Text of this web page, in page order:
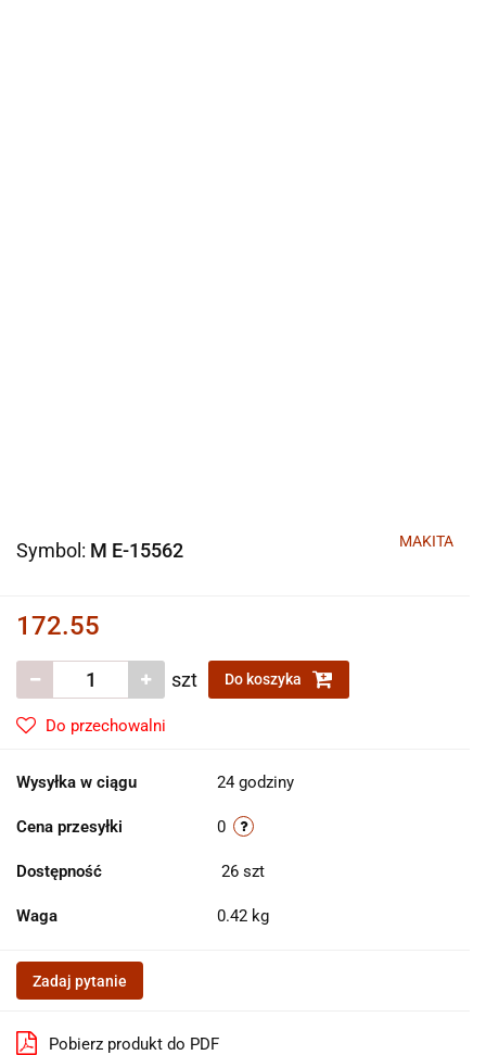
Symbol: M E-15562 MAKITA
172.55
szt Do koszyka
Do przechowalni
Wysyłka w ciągu 24 godziny
Cena przesyłki 0
Dostępność 26 szt
Waga 0.42 kg
Zadaj pytanie
Pobierz produkt do PDF